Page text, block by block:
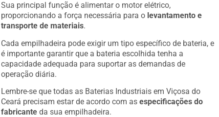
Sua principal função é alimentar o motor elétrico,
proporcionando a força necessária para o levantamento e
transporte de materiais.
Cada empilhadeira pode exigir um tipo específico de bateria, e
é importante garantir que a bateria escolhida tenha a
capacidade adequada para suportar as demandas de
operação diária.
Lembre-se que todas as Baterias Industriais em Viçosa do
Ceará precisam estar de acordo com as especificações do
fabricante da sua empilhadeira.